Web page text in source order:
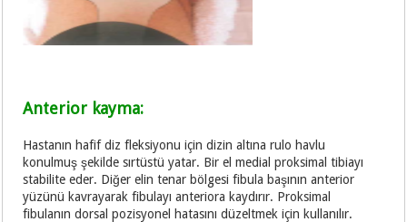
Anterior kayma:
Hastanın hafif diz fleksiyonu için dizin altına rulo havlu
konulmuş şekilde sırtüstü yatar. Bir el medial proksimal tibiayı
stabilite eder. Diğer elin tenar bölgesi fibula başının anterior
yüzünü kavrayarak fibulayı anteriora kaydırır. Proksimal
fibulanın dorsal pozisyonel hatasını düzeltmek için kullanılır.